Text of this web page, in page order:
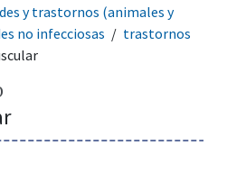
y trastornos (animales y
no infecciosas
trastornos